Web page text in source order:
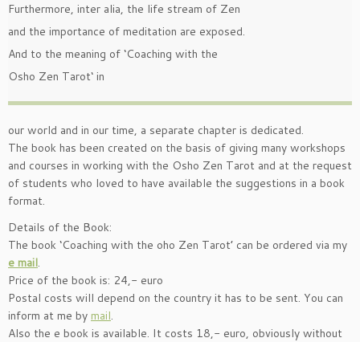
Furthermore, inter alia, the life stream of Zen
and the importance of meditation are exposed.
And to the meaning of ‘Coaching with the
Osho Zen Tarot‘ in
our world and in our time, a separate chapter is dedicated.
The book has been created on the basis of giving many workshops
and courses in working with the Osho Zen Tarot and at the request
of students who loved to have available the suggestions in a book
format.
Details of the Book:
The book ‘Coaching with the oho Zen Tarot’ can be ordered via my
e mail.
Price of the book is: 24,- euro
Postal costs will depend on the country it has to be sent. You can
inform at me by mail.
Also the e book is available. It costs 18,- euro, obviously without